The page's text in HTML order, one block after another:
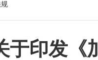
于印发《